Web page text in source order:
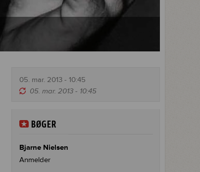
05. mar. 2013 - 10:45
05. mar. 2013 - 10:45
BØGER
Bjarne Nielsen
Anmelder